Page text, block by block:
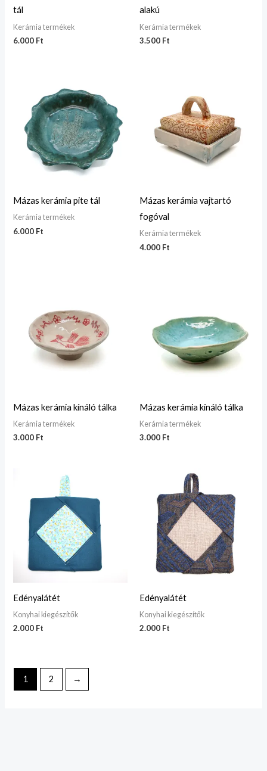
tál
Kerámia termékek
6.000 Ft
alakú
Kerámia termékek
3.500 Ft
Mázas kerámia pite tál
Kerámia termékek
6.000 Ft
Mázas kerámia vajtartó
fogóval
Kerámia termékek
4.000 Ft
Mázas kerámia kínáló tálka
Kerámia termékek
3.000 Ft
Mázas kerámia kínáló tálka
Kerámia termékek
3.000 Ft
Edényalátét
Konyhai kiegészítők
2.000 Ft
Edényalátét
Konyhai kiegészítők
2.000 Ft
1 2 →